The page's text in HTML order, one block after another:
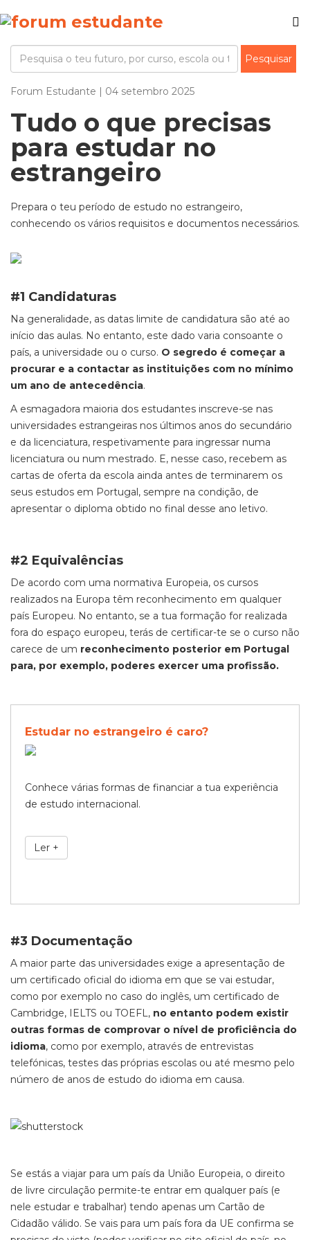
Forum Estudante | 04 setembro 2025
Tudo o que precisas
para estudar no
estrangeiro
Prepara o teu período de estudo no estrangeiro,
conhecendo os vários requisitos e documentos necessários.
#1 Candidaturas
Na generalidade, as datas limite de candidatura são até ao
início das aulas. No entanto, este dado varia consoante o
país, a universidade ou o curso. O segredo é começar a
procurar e a contactar as instituições com no mínimo
um ano de antecedência.
A esmagadora maioria dos estudantes inscreve-se nas
universidades estrangeiras nos últimos anos do secundário
e da licenciatura, respetivamente para ingressar numa
licenciatura ou num mestrado. E, nesse caso, recebem as
cartas de oferta da escola ainda antes de terminarem os
seus estudos em Portugal, sempre na condição, de
apresentar o diploma obtido no final desse ano letivo.
#2 Equivalências
De acordo com uma normativa Europeia, os cursos
realizados na Europa têm reconhecimento em qualquer
país Europeu. No entanto, se a tua formação for realizada
fora do espaço europeu, terás de certificar-te se o curso não
carece de um reconhecimento posterior em Portugal
para, por exemplo, poderes exercer uma profissão.
Estudar no estrangeiro é caro?
Conhece várias formas de financiar a tua experiência
de estudo internacional.
Ler +
#3 Documentação
A maior parte das universidades exige a apresentação de
um certificado oficial do idioma em que se vai estudar,
como por exemplo no caso do inglês, um certificado de
Cambridge, IELTS ou TOEFL, no entanto podem existir
outras formas de comprovar o nível de proficiência do
idioma, como por exemplo, através de entrevistas
telefónicas, testes das próprias escolas ou até mesmo pelo
número de anos de estudo do idioma em causa.
Se estás a viajar para um país da União Europeia, o direito
de livre circulação permite-te entrar em qualquer país (e
nele estudar e trabalhar) tendo apenas um Cartão de
Cidadão válido. Se vais para um país fora da UE confirma se